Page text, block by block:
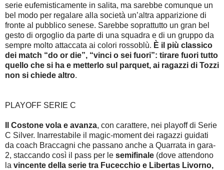
serie eufemisticamente in salita, ma sarebbe comunque un
bel modo per regalare alla società un’altra apparizione di
fronte al pubblico senese. Sarebbe soprattutto un gran bel
gesto di orgoglio da parte di una squadra e di un gruppo da
sempre molto attaccata ai colori rossoblù. È il più classico
dei match “do or die”, “vinci o sei fuori”: tirare fuori tutto
quello che si ha e metterlo sul parquet, ai ragazzi di Tozzi
non si chiede altro.
PLAYOFF SERIE C
Il Costone vola e avanza, con carattere, nei playoff di Serie
C Silver. Inarrestabile il magic-moment dei ragazzi guidati
da coach Braccagni che passano anche a Quarrata in gara-
2, staccando così il pass per le semifinale (dove attendono
la vincente della serie tra Fucecchio e Libertas Livorno,